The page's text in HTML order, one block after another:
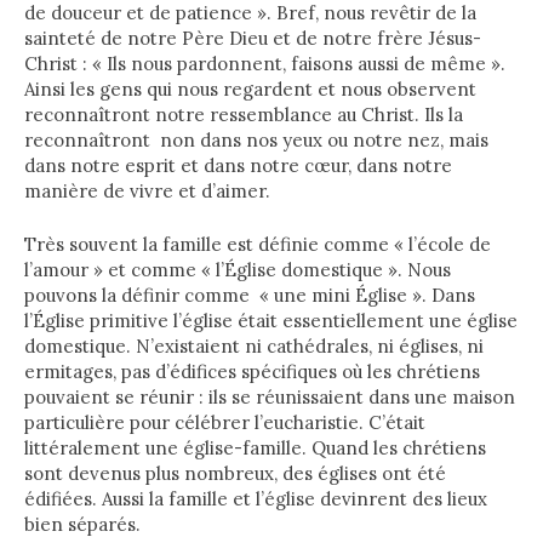
de douceur et de patience ». Bref, nous revêtir de la
sainteté de notre Père Dieu et de notre frère Jésus-
Christ : « Ils nous pardonnent, faisons aussi de même ».
Ainsi les gens qui nous regardent et nous observent
reconnaîtront notre ressemblance au Christ. Ils la
reconnaîtront non dans nos yeux ou notre nez, mais
dans notre esprit et dans notre cœur, dans notre
manière de vivre et d’aimer.
Très souvent la famille est définie comme « l’école de
l’amour » et comme « l’Église domestique ». Nous
pouvons la définir comme « une mini Église ». Dans
l’Église primitive l’église était essentiellement une église
domestique. N’existaient ni cathédrales, ni églises, ni
ermitages, pas d’édifices spécifiques où les chrétiens
pouvaient se réunir : ils se réunissaient dans une maison
particulière pour célébrer l’eucharistie. C’était
littéralement une église-famille. Quand les chrétiens
sont devenus plus nombreux, des églises ont été
édifiées. Aussi la famille et l’église devinrent des lieux
bien séparés.